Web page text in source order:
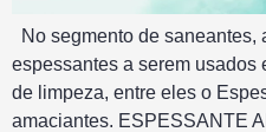
No segmento de saneantes,
espessantes a serem usados
de limpeza, entre eles o
amaciantes. ESPESSANTE